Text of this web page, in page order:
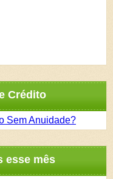
Crédito
Sem Anuidade?
esse mês